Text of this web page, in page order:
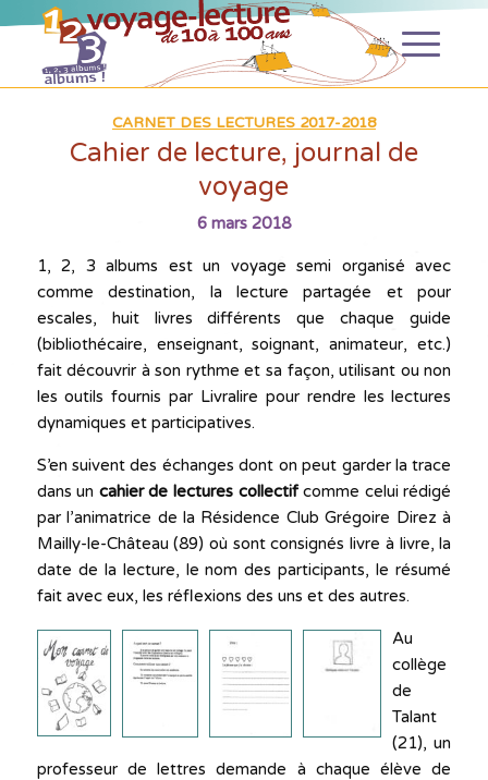
CARNET DES LECTURES 2017-2018
Cahier de lecture, journal de
voyage
6 mars 2018
1, 2, 3 albums est un voyage semi organisé avec
comme destination, la lecture partagée et pour
escales, huit livres différents que chaque guide
(bibliothécaire, enseignant, soignant, animateur, etc.)
fait découvrir à son rythme et sa façon, utilisant ou non
les outils fournis par Livralire pour rendre les lectures
dynamiques et participatives.
S’en suivent des échanges dont on peut garder la trace
dans un cahier de lectures collectifcomme celui rédigé
par l’animatrice de la Résidence Club Grégoire Direz à
Mailly-le-Château (89) où sont consignés livre à livre, la
date de la lecture, le nom des participants, le résumé
fait avec eux, les réflexions des uns et des autres.
Au
collège
de
Talant
(21), un
professeur de lettres demande à chaque élève de